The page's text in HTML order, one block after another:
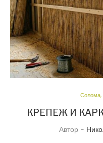
Солома,
КРЕПЕЖ И
Автор -